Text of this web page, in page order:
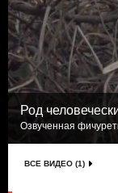
Род
Озвученная
ВСЕ ВИДЕО (1)